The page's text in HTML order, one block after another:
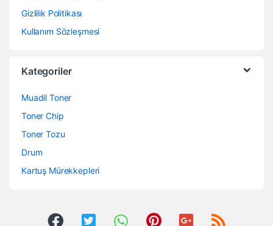
Gizlilik Politikası
Kullanım Sözleşmesi
Kategoriler
Muadil Toner
Toner Chip
Toner Tozu
Drum
Kartuş Mürekkepleri